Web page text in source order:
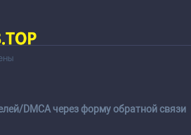
DMCA через форму обратной связи